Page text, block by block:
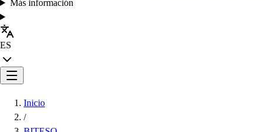
Más información
ES
Inicio
/